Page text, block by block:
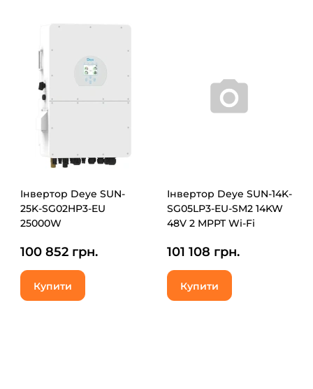
Інвертор Deye SUN-
25K-SG02HP3-EU
25000W
100 852 грн.
Купити
Інвертор Deye SUN-14K-
SG05LP3-EU-SM2 14KW
48V 2 MPPT Wi-Fi
101 108 грн.
Купити